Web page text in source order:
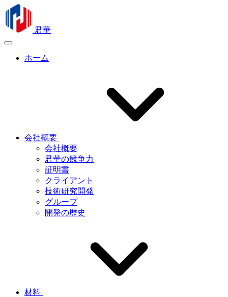
君華
ホーム
会社概要
会社概要
君華の競争力
証明書
クライアント
技術研究開発
グループ
開発の歴史
材料